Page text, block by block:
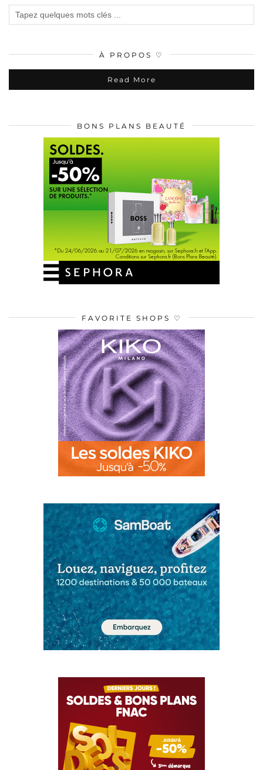
À PROPOS ♡
Read More
BONS PLANS BEAUTÉ
FAVORITE SHOPS ♡